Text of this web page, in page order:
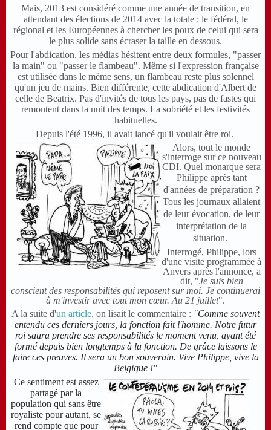
Mais, 2013 est considéré comme une année de transition, en
attendant des élections de 2014 avec la totale : lefédéral, le
régional et les Européennes à chercher les poux de celui qui sera
le plus solide sans écraser la taille en dessous.
Pour l'abdication, les médias hésitent entre deux formules, "passer
la main" ou "passer le flambeau". Même si l'expression française
est utilisée dans le même sens, un flambeau reste plus solennel
qu'un jeu de mains. Bien différente, cette abdication d'Albert de
celle de Beatrix. Pas d'invités de tous les pays, pas de fastes qui
remontent dans la nuit des temps. La sobriété et les festivités
habituelles.
Depuis l'été 1996, il avait lancé qu'il voulait être roi.
Alors, tout le monde
s'interroge sur ce nouveau
CDI. Quel monarque sera
Philippe après tant
d'années de préparation ?
Tous les journaux allaient
de leur évocation, de leur
interprétation de la
situation.
Interrogé, Philippe, lors
d'une visite programmée à
Anvers après l'annonce, a
dit, "Je suis bien
conscient des responsabilités qui reposent sur moi. Je continuerai
à m'investir avec tout mon cœur. Au 21 juillet".
A la suite d'un article, on lisait le commentaire : "Comme souvent
entendu ces derniers jours, la fonction fait l'homme. Notre futur
roi saura prendre ses responsabilités le moment venu, ayant été
formé depuis bien longtemps à la fonction. De grâce laissons le
faire ces preuves. Il sera un bon souverain. Vive Philippe, vive la
Belgique !"
Ce sentiment est assez
partagé par la
population qui sans être
royaliste pour autant, se
rend compte que pour